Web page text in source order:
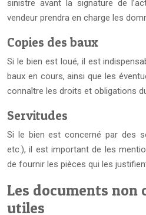
sinistre avant la signature de
vendeur prendra en charge les
Copies des baux
Si le bien est loué, il est
baux en cours, ainsi que les
connaître les droits et obligations
Servitudes
Si le bien est concerné par des
etc.), il est important de les
de fournir les pièces qui les
Les documents non
utiles